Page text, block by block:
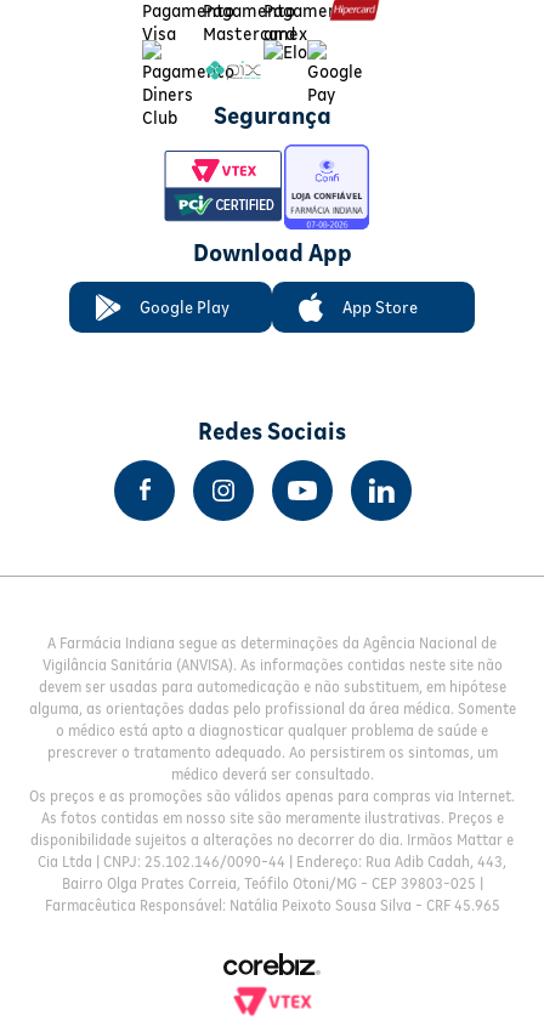
Segurança
Download App
Google Play App Store
Redes Sociais
A Farmácia Indiana segue as determinações da Agência Nacional de
Vigilância Sanitária (ANVISA). As informações contidas neste site não
devem ser usadas para automedicação e não substituem, em hipótese
alguma, as orientações dadas pelo profissional da área médica. Somente
o médico está apto a diagnosticar qualquer problema de saúde e
prescrever o tratamento adequado. Ao persistirem os sintomas, um
médico deverá ser consultado.
Os preços e as promoções são válidos apenas para compras via Internet.
As fotos contidas em nosso site são meramente ilustrativas. Preços e
disponibilidade sujeitos a alterações no decorrer do dia. Irmãos Mattar e
Cia Ltda | CNPJ: 25.102.146/0090-44 | Endereço: Rua Adib Cadah, 443,
Bairro Olga Prates Correia, Teófilo Otoni/MG - CEP 39803-025 |
Farmacêutica Responsável: Natália Peixoto Sousa Silva - CRF 45.965